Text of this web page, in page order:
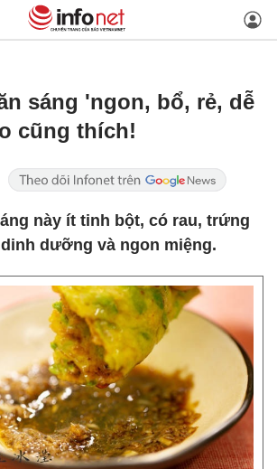
sáng 'ngon, bổ, rẻ, dễ
cũng thích!
này ít tinh bột, có rau, trứng
dưỡng và ngon miệng.